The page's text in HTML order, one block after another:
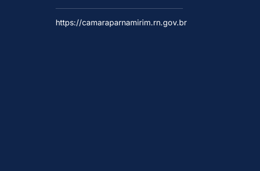
https://camaraparnamirim.rn.gov.br